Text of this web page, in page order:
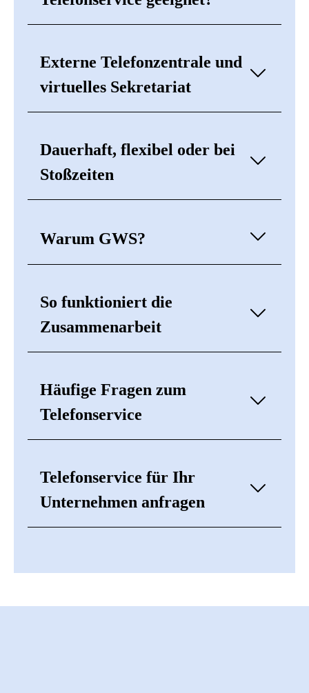
Externe Telefonzentrale und
virtuelles Sekretariat
Dauerhaft, flexibel oder bei
Stoßzeiten
Warum GWS?
So funktioniert die
Zusammenarbeit
Häufige Fragen zum
Telefonservice
Telefonservice für Ihr
Unternehmen anfragen